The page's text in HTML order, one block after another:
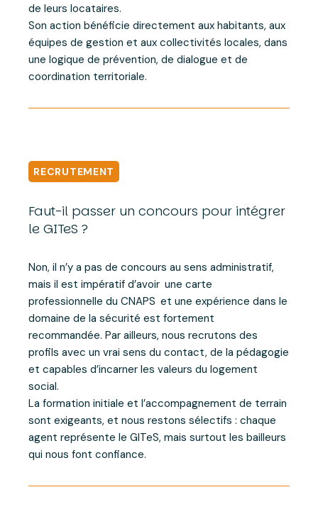
de leurs locataires.
Son action bénéficie directement aux habitants, aux
équipes de gestion et aux collectivités locales, dans
une logique de prévention, de dialogue et de
coordination territoriale.
RECRUTEMENT
Faut-il passer un concours pour intégrer
le GITeS ?
Non, il n’y a pas de concours au sens administratif,
mais il est impératif d’avoir une carte
professionnelle du CNAPS et une expérience dans le
domaine de la sécurité est fortement
recommandée. Par ailleurs, nous recrutons des
profils avec un vrai sens du contact, de la pédagogie
et capables d’incarner les valeurs du logement
social.
La formation initiale et l’accompagnement de terrain
sont exigeants, et nous restons sélectifs : chaque
agent représente le GITeS, mais surtout les bailleurs
qui nous font confiance.